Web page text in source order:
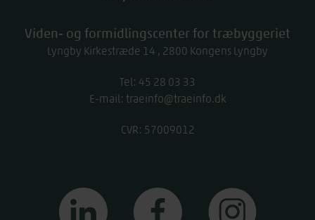
Viden- og formidlingscenter for træbyggeriet
Lyngby Kirkestræde 14 2800 Kongens Lyngby
Tel: work
45 28 03 33
E-mail: traeinfo@traeinfo.dk
CVR: 57009012
linkedin facebook